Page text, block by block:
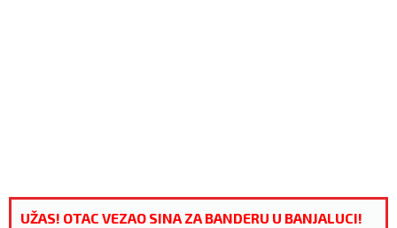
UŽAS! OTAC VEZAO SINA ZA BANDERU U BANJALUCI!